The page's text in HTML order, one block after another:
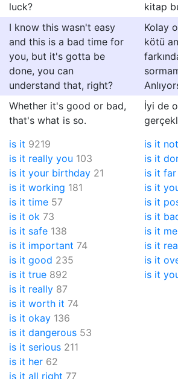
luck?
kitap
I know this wasn't easy
and this is a bad time for
you, but it's gotta be
done, you can
understand that, right?
Kolay
kötü
Whether it's good or bad,
that's what is so.
İyi de
is it 9219
is it really you 103
is it your birthday 21
is it working 181
is it time 57
is it ok 73
is it safe 138
is it important 74
is it good 235
is it true 892
is it not
is it
is it far
is it
is it
is it
is it me
is it
is it
is it
is it really 87
is it worth it 74
is it okay 136
is it dangerous 53
is it serious 211
is it her 62
is it all right 77